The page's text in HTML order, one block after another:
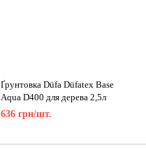
Ґрунтовка Düfa Düfatex Base
Aqua D400 для дерева 2,5л
636 грн/шт.